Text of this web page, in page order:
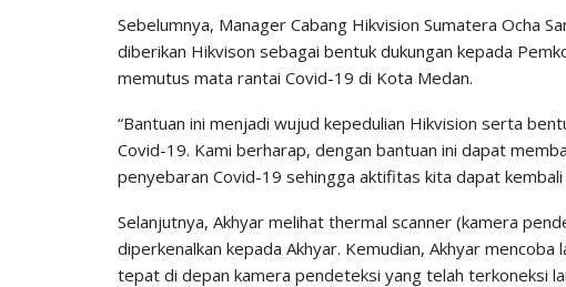
Sebelumnya, Manager Cabang Hikvision Sumatera Ocha
diberikan Hikvison sebagai bentuk dukungan kepada
memutus mata rantai Covid-19 di Kota Medan.
“Bantuan ini menjadi wujud kepedulian Hikvision serta
Covid-19. Kami berharap, dengan bantuan ini dapat
penyebaran Covid-19 sehingga aktifitas kita dapat kembali
Selanjutnya, Akhyar melihat thermal scanner (kamera
diperkenalkan kepada Akhyar. Kemudian, Akhyar
tepat di depan kamera pendeteksi yang telah terkoneksi